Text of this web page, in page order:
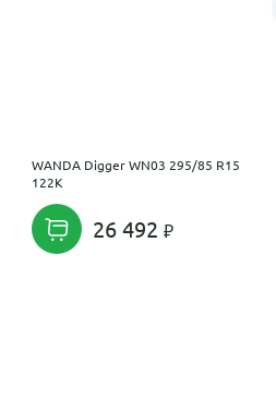
WANDA Digger WN03 295/85 R15
122K
26 492